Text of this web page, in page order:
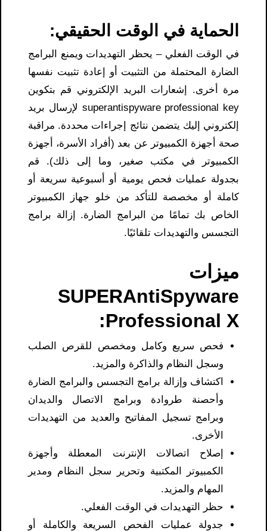
الحماية في الوقت الحقيقي:
في الوقت الفعلي – يحظر التهديدات ويمنع البرامج
الضارة المحتملة من التثبيت أو إعادة تثبيت نفسها
مرة أخرى. إشعارات البريد الإلكتروني قم بتكوين
superantispyware professional key لإرسال بريد
إلكتروني إليك يتضمن نتائج إجراءات محددة. مراقبة
صحة أجهزة الكمبيوتر عن بعد (أفراد الأسرة، أجهزة
الكمبيوتر في مكتب صغير، وما إلى ذلك). قم
بجدولة عمليات فحص يومية أو أسبوعية سريعة أو
كاملة أو مخصصة للتأكد من خلو جهاز الكمبيوتر
الخاص بك تمامًا من البرامج الضارة. إزالة برامج
التجسس والتهديدات تلقائيًا.
ميزات
SUPERAntiSpyware
Professional X:
فحص سريع وكامل ومخصص للقرص الصلب
وسجل النظام والذاكرة والمزيد.
اكتشاف وإزالة برامج التجسس والبرامج الضارة
وأحصنة طروادة وبرامج الاتصال والديدان
وبرامج تسجيل المفاتيح والعديد من التهديدات
الأخرى.
إصلاح اتصالات الإنترنت المعطلة وأجهزة
الكمبيوتر المكتبية وتحرير سجل النظام ومدير
المهام والمزيد.
حظر التهديدات في الوقت الفعلي.
جدولة عمليات الفحص السريعة والكاملة أو